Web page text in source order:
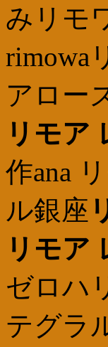
みリモ
rimowa
アロー
リモア
作ana
ル銀座
リモア
ゼロハ
テグラ